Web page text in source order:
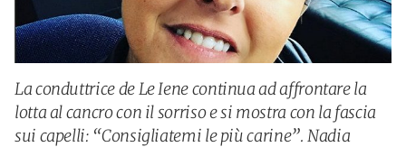
La conduttrice de Le Iene continua ad affrontare la
lotta al cancro con il sorriso e si mostra con la fascia
sui capelli: “Consigliatemi le più carine”. Nadia